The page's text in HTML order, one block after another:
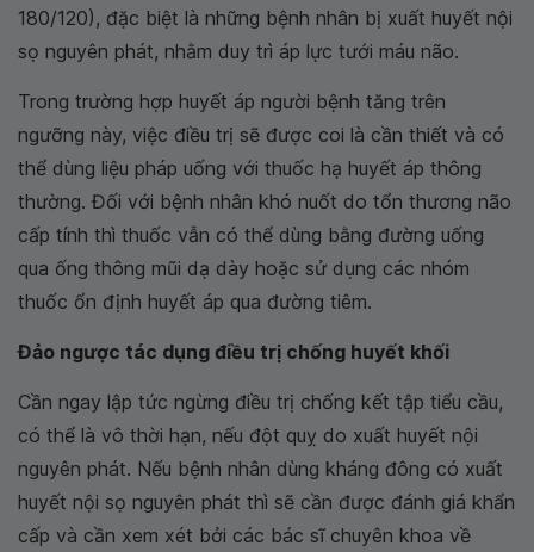
180/120), đặc biệt là những bệnh nhân bị xuất huyết nội
sọ nguyên phát, nhằm duy trì áp lực tưới máu não.
Trong trường hợp huyết áp người bệnh tăng trên
ngưỡng này, việc điều trị sẽ được coi là cần thiết và có
thể dùng liệu pháp uống với thuốc hạ huyết áp thông
thường. Đối với bệnh nhân khó nuốt do tổn thương não
cấp tính thì thuốc vẫn có thể dùng bằng đường uống
qua ống thông mũi dạ dày hoặc sử dụng các nhóm
thuốc ổn định huyết áp qua đường tiêm.
Đảo ngược tác dụng điều trị chống huyết khối
Cần ngay lập tức ngừng điều trị chống kết tập tiểu cầu,
có thể là vô thời hạn, nếu đột quỵ do xuất huyết nội
nguyên phát. Nếu bệnh nhân dùng kháng đông có xuất
huyết nội sọ nguyên phát thì sẽ cần được đánh giá khẩn
cấp và cần xem xét bởi các bác sĩ chuyên khoa về